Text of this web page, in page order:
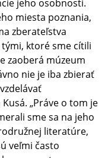
jeho osobnosti.
miesta poznania,
zberateľstva
ktoré sme cítili
zaoberá múzeum
nie je iba zbierať
„Práve o tom je
sme sa na jeho
literatúre,
veľmi často